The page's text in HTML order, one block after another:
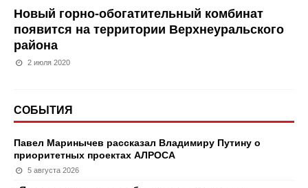
Новый горно-обогатительный комбинат
появится на территории Верхнеуральского
района
2 июля 2020
СОБЫТИЯ
Павел Маринычев рассказал Владимиру Путину о
приоритетных проектах АЛРОСА
5 августа 2026